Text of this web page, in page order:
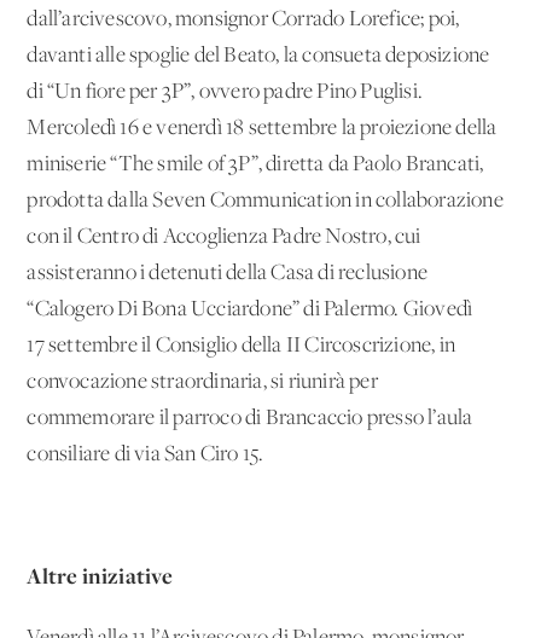
dall’arcivescovo, monsignor Corrado Lorefice; poi,
davanti alle spoglie del Beato, la consueta deposizione
di “Un fiore per 3P”, ovvero padre Pino Puglisi.
Mercoledì 16 e venerdì 18 settembre la proiezione della
miniserie “The smile of 3P”, diretta da Paolo Brancati,
prodotta dalla Seven Communication in collaborazione
con il Centro di Accoglienza Padre Nostro, cui
assisteranno i detenuti della Casa di reclusione
“Calogero Di Bona Ucciardone” di Palermo. Giovedì
17 settembre il Consiglio della II Circoscrizione, in
convocazione straordinaria, si riunirà per
commemorare il parroco di Brancaccio presso l’aula
consiliare di via San Ciro 15.
Altre iniziative